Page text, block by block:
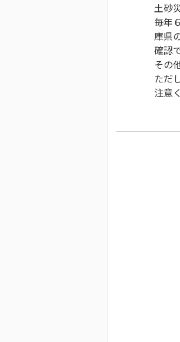
土砂
毎年
庫県
確認
その
ただ
注意